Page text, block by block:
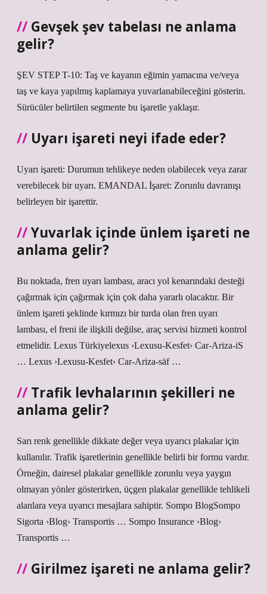
Gevşek şev tabelası ne anlama
gelir?
ŞEV STEP T-10: Taş ve kayanın eğimin yamacına ve/veya
taş ve kaya yapılmış kaplamaya yuvarlanabileceğini gösterin.
Sürücüler belirtilen segmente bu işaretle yaklaşır.
Uyarı işareti neyi ifade eder?
Uyarı işareti: Durumun tehlikeye neden olabilecek veya zarar
verebilecek bir uyarı. EMANDAL İşaret: Zorunlu davranışı
belirleyen bir işarettir.
Yuvarlak içinde ünlem işareti ne
anlama gelir?
Bu noktada, fren uyarı lambası, aracı yol kenarındaki desteği
çağırmak için çağırmak için çok daha yararlı olacaktır. Bir
ünlem işareti şeklinde kırmızı bir turda olan fren uyarı
lambası, el freni ile ilişkili değilse, araç servisi hizmeti kontrol
etmelidir. Lexus Türkiyelexus ›Lexusu-Kesfet› Car-Ariza-iS
… Lexus ›Lexusu-Kesfet› Car-Ariza-säf …
Trafik levhalarının şekilleri ne
anlama gelir?
Sarı renk genellikle dikkate değer veya uyarıcı plakalar için
kullanılır. Trafik işaretlerinin genellikle belirli bir formu vardır.
Örneğin, dairesel plakalar genellikle zorunlu veya yaygın
olmayan yönler gösterirken, üçgen plakalar genellikle tehlikeli
alanlara veya uyarıcı mesajlara sahiptir. Sompo BlogSompo
Sigorta ›Blog› Transportis … Sompo Insurance ›Blog›
Transportis …
Girilmez işareti ne anlama gelir?